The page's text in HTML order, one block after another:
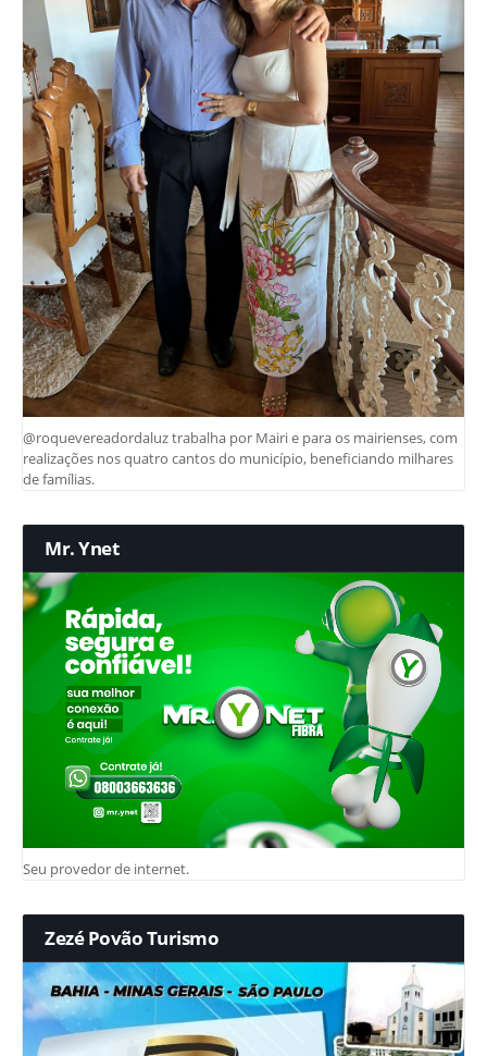
@roquevereadordaluz trabalha por Mairi e para os mairienses, com
realizações nos quatro cantos do município, beneficiando milhares
de famílias.
Mr. Ynet
Seu provedor de internet.
Zezé Povão Turismo